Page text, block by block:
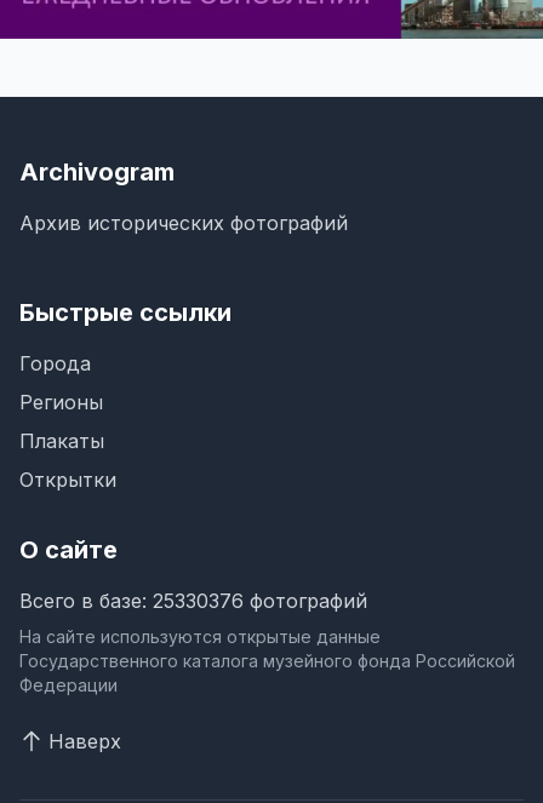
Archivogram
Архив исторических фотографий
Быстрые ссылки
Города
Регионы
Плакаты
Открытки
О сайте
Всего в базе: 25330376 фотографий
На сайте используются открытые данные
Государственного каталога музейного фонда Российской
Федерации
Наверх